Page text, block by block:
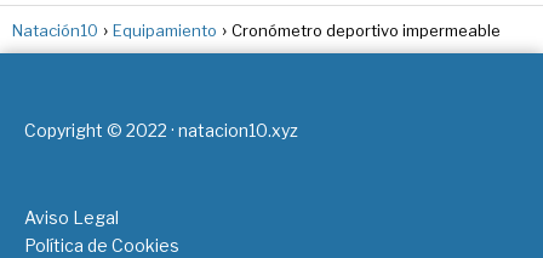
Natación10 Equipamiento Cronómetro deportivo impermeable
Copyright © 2022 · natacion10.xyz
Aviso Legal
Política de Cookies